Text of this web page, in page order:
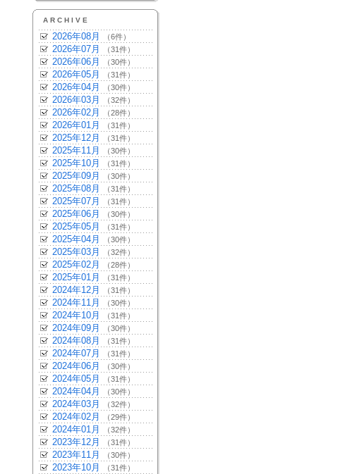
ARCHIVE
2026年08月 （6件）
2026年07月 （31件）
2026年06月 （30件）
2026年05月 （31件）
2026年04月 （30件）
2026年03月 （32件）
2026年02月 （28件）
2026年01月 （31件）
2025年12月 （31件）
2025年11月 （30件）
2025年10月 （31件）
2025年09月 （30件）
2025年08月 （31件）
2025年07月 （31件）
2025年06月 （30件）
2025年05月 （31件）
2025年04月 （30件）
2025年03月 （32件）
2025年02月 （28件）
2025年01月 （31件）
2024年12月 （31件）
2024年11月 （30件）
2024年10月 （31件）
2024年09月 （30件）
2024年08月 （31件）
2024年07月 （31件）
2024年06月 （30件）
2024年05月 （31件）
2024年04月 （30件）
2024年03月 （32件）
2024年02月 （29件）
2024年01月 （32件）
2023年12月 （31件）
2023年11月 （30件）
2023年10月 （31件）